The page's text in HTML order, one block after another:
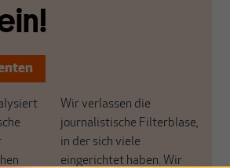
Wir verlassen die
journalistische Filterblase,
in der sich viele
eingerichtet haben. Wir